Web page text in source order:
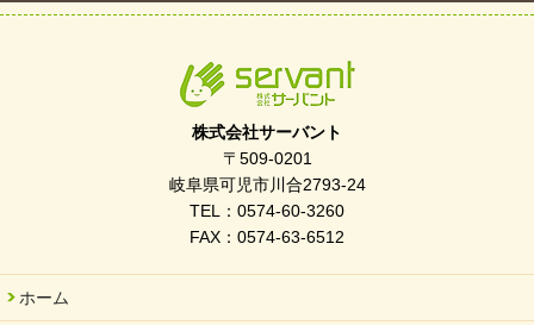
株式会社サーバント
〒509-0201
岐阜県可児市川合2793-24
TEL：0574-60-3260
FAX：0574-63-6512
ホーム